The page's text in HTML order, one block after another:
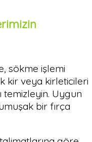
sökme işlemi
kir veya kirleticileri
temizleyin. Uygun
bir fırça